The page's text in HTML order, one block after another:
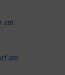
am
am